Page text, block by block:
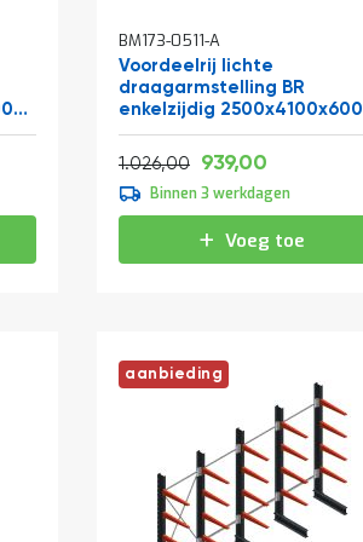
BM173-0511-A
Voordeelrij lichte
draagarmstelling BR
enkelzijdig 2500x4100x600
mm (hxbxd) 4 niveaus
Normale prijs
1.026,00 1.241,46
Vanaf
939,00
Binnen 3 werkdagen
Voeg toe
aanbieding